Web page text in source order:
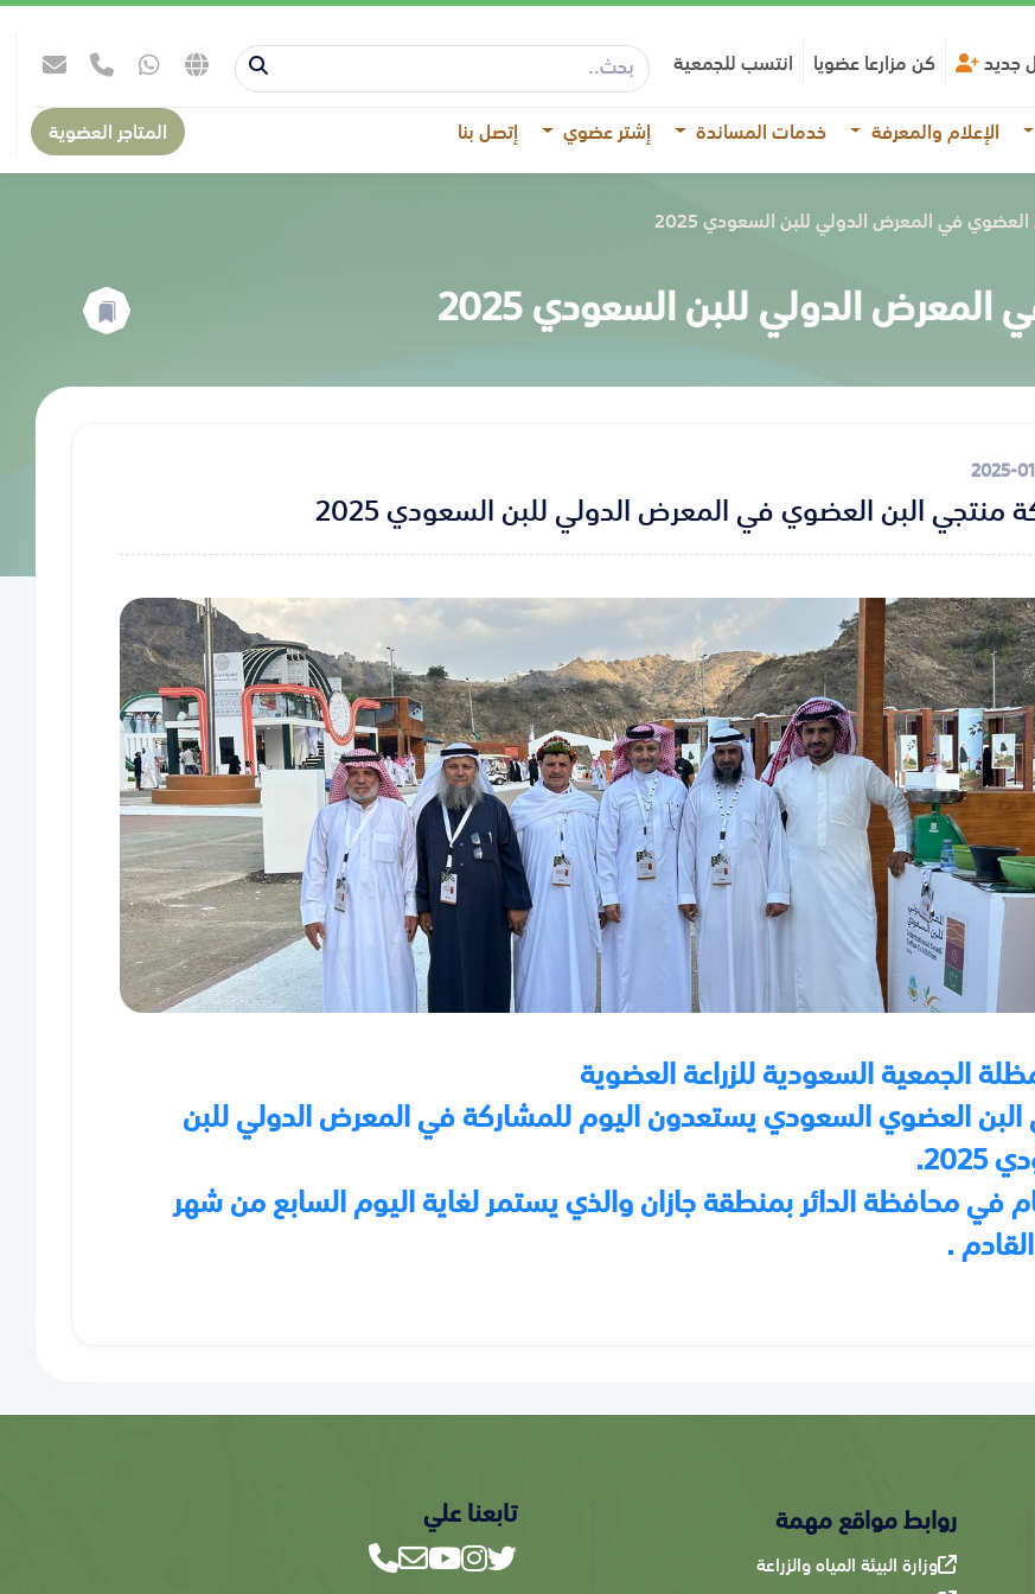
جديد كن مزارعا عضويا انتسب للجمعية
الإعلام والمعرفة خدمات المساندة إشتر عضوي إتصل بنا المتاجر العضوية
في المعرض الدولي للبن السعودي 2025
الدولي للبن السعودي 2025
2025-
منتجي البن العضوي في المعرض الدولي للبن السعودي 2025
الجمعية السعودية للزراعة العضوية
العضوي السعودي يستعدون اليوم للمشاركة في المعرض الدولي للبن
في محافظة الدائر بمنطقة جازان والذي يستمر لغاية اليوم السابع من شهر
.
روابط مواقع مهمة
وزارة البيئة المياه والزراعة
تابعنا علي